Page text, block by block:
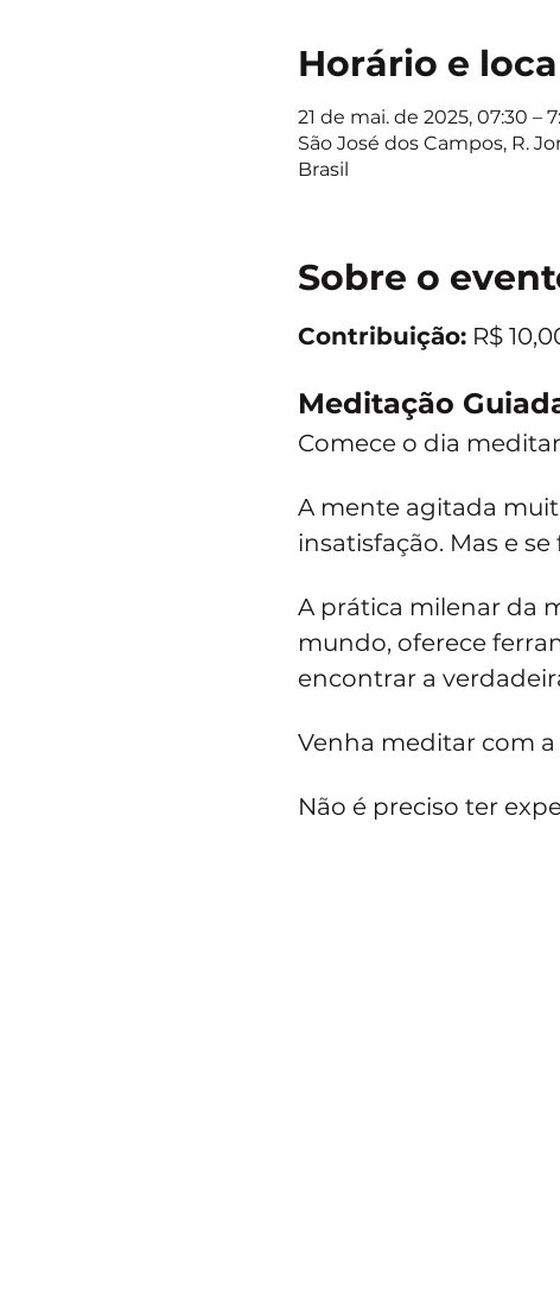
Horário e
21 de mai. de 2025, 07:30 –
São José dos Campos, R.
Brasil
Sobre o
Contribuição: R$
Meditação
Comece o dia
A mente agitada
insatisfação. Mas e
A prática milenar da
mundo, oferece
encontrar a
Venha meditar com a
Não é preciso ter